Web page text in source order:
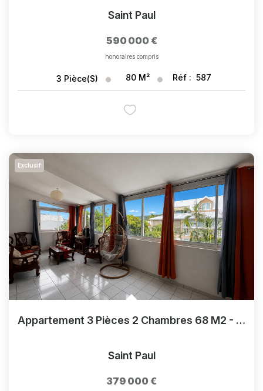
Saint Paul
590 000 €
honoraires compris
3 Pièce(s) 80 M² Réf : 587
Exclusif
Appartement 3 Pièces 2 Chambres 68 M2 - Deux Pas Du Lagon - Saline Les Bains
Saint Paul
379 000 €